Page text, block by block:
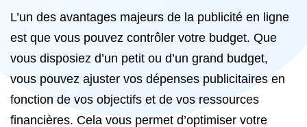
L’un des avantages majeurs de la publicité en ligne
est que vous pouvez contrôler votre budget. Que
vous disposiez d’un petit ou d’un grand budget,
vous pouvez ajuster vos dépenses publicitaires en
fonction de vos objectifs et de vos ressources
financières. Cela vous permet d’optimiser votre